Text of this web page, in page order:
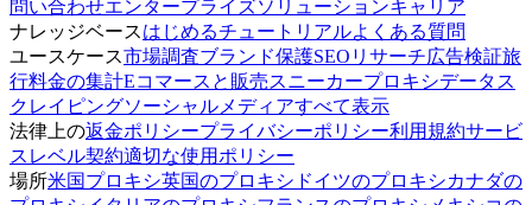
問い合わせエンタープライズソリューションキャリア
ナレッジベースはじめるチュートリアルよくある質問
ユースケース市場調査ブランド保護SEOリサーチ広告検証旅
行料金の集計Eコマースと販売スニーカープロキシデータス
クレイピングソーシャルメディアすべて表示
法律上の返金ポリシープライバシーポリシー利用規約サービ
スレベル契約適切な使用ポリシー
場所米国プロキシ英国のプロキシ ドイツのプロキシカナダの